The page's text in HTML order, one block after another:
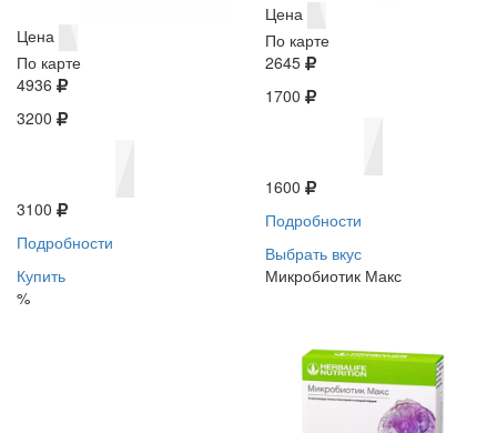
Цена
По карте
4936
3200
3100
Подробности
Купить
%
Цена
По карте
2645
1700
1600
Подробности
Выбрать вкус
Микробиотик Макс